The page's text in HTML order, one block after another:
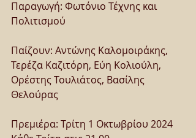
Παραγωγή: Φωτόνιο Τέχνης και
Πολιτισμού
Παίζουν: Αντώνης Καλομοιράκης,
Τερέζα Καζιτόρη, Εύη Κολιούλη,
Ορέστης Τουλιάτος, Βασίλης
Θελούρας
Πρεμιέρα: Τρίτη 1 Οκτωβρίου 2024